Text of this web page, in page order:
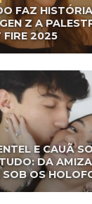
FAZ
Z A
FIRE 2025
E CAUÃ
DA
SOB OS